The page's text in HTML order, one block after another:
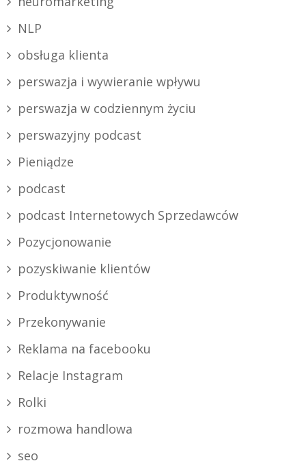
NLP
obsługa klienta
perswazja i wywieranie wpływu
perswazja w codziennym życiu
perswazyjny podcast
Pieniądze
podcast
podcast Internetowych Sprzedawców
Pozycjonowanie
pozyskiwanie klientów
Produktywność
Przekonywanie
Reklama na facebooku
Relacje Instagram
Rolki
rozmowa handlowa
seo